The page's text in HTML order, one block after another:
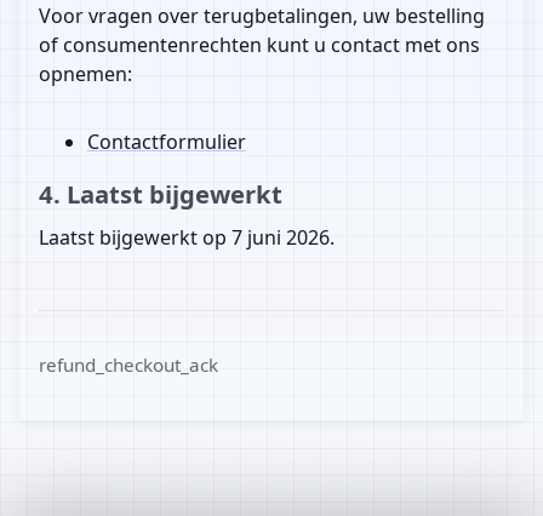
Voor vragen over terugbetalingen, uw bestelling
of consumentenrechten kunt u contact met ons
opnemen:
Contactformulier
4. Laatst bijgewerkt
Laatst bijgewerkt op 7 juni 2026.
refund_checkout_ack